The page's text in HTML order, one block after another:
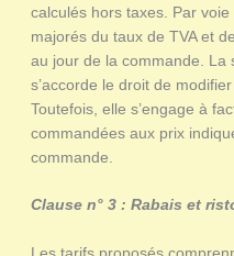
calculés hors taxes. Par
majorés du taux de TVA et
au jour de la commande. La
s’accorde le droit de
Toutefois, elle s’engage à
commandées aux prix
commande.
Clause n° 3 : Rabais et